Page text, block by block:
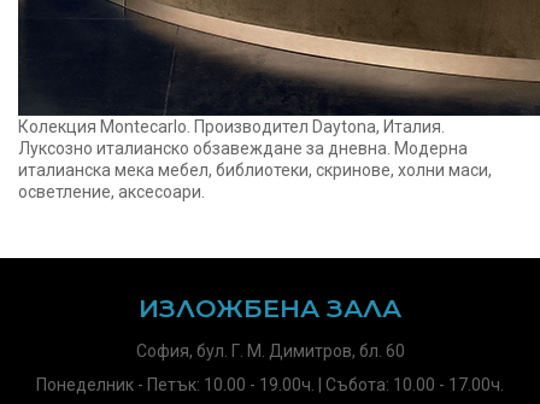
Колекция Montecarlo. Производител Daytona, Италия.
Луксозно италианско обзавеждане за дневна. Модерна
италианска мека мебел, библиотеки, скринове, холни маси,
осветление, аксесоари.
ИЗЛОЖБЕНА ЗАЛА
София, бул. Г. М. Димитров, бл. 60
Понеделник - Петък: 10.00 - 19.00ч. | Събота: 10.00 - 17.00ч.